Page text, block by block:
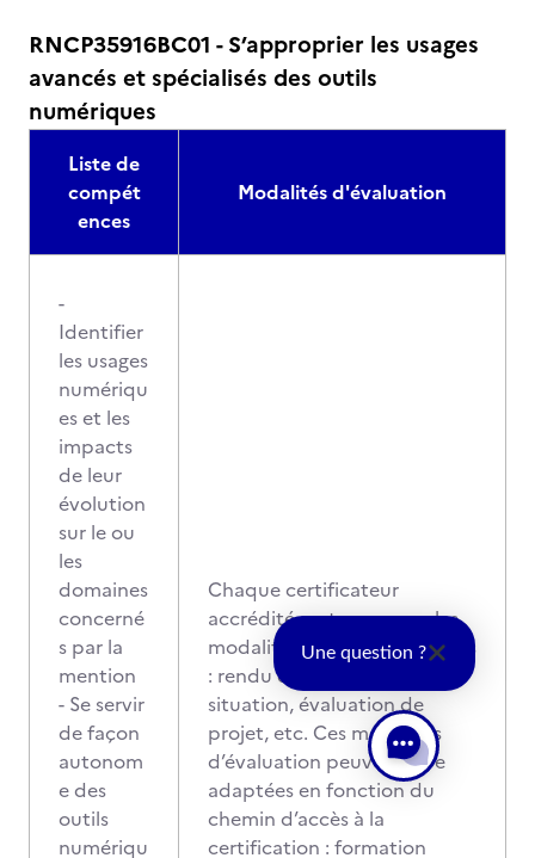
RNCP35916BC01 - S’approprier les usages
avancés et spécialisés des outils
numériques
Liste de
compét
ences
Modalités d'évaluation
-
Identifier
les usages
numériqu
es et les
impacts
de leur
évolution
sur le ou
les
domaines
concerné
s par la
mention
- Se servir
de façon
autonom
e des
outils
numériqu
Chaque certificateur
accrédité met en œuvre les
modalités qu’il juge adaptées
: rendu de travaux, mise en
situation, évaluation de
projet, etc. Ces modalités
d’évaluation peuvent être
adaptées en fonction du
chemin d’accès à la
certification : formation
Une question ?